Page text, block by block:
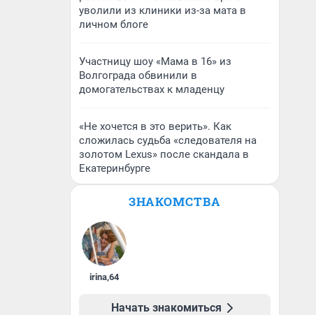
уволили из клиники из-за мата в
личном блоге
Участницу шоу «Мама в 16» из
Волгограда обвинили в
домогательствах к младенцу
«Не хочется в это верить». Как
сложилась судьба «следователя на
золотом Lexus» после скандала в
Екатеринбурге
ЗНАКОМСТВА
irina,64
Начать знакомиться